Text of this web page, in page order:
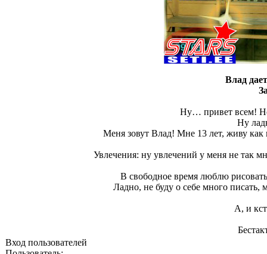
Вход пользователей
Влад
Ну… привет всем! Не
Ну
Меня зовут Влад! Мне 13 лет, живу как
Увлечения: ну увлечений у меня не так
В свободное время люблю
Ладно, не буду о себе много писать,
А, и